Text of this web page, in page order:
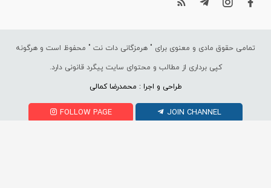
تمامی حقوق مادی و معنوی برای " هرمزگانی دات نت " محفوظ است و هرگونه
کپی برداری از مطالب و محتوای سایت پیگرد قانونی دارد.
طراحی و اجرا : محمدرضا کمالی
FOLLOW PAGE JOIN CHANNEL